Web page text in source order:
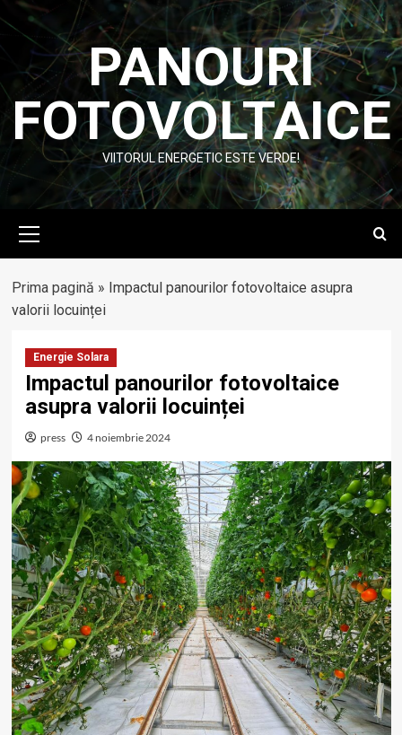
Skip
to
content
PANOURI
FOTOVOLTAICE
VIITORUL ENERGETIC ESTE VERDE!
Menu
Prima pagină » Impactul panourilor fotovoltaice asupra
valorii locuinței
Energie Solara
Impactul panourilor fotovoltaice
asupra valorii locuinței
press 4 noiembrie 2024